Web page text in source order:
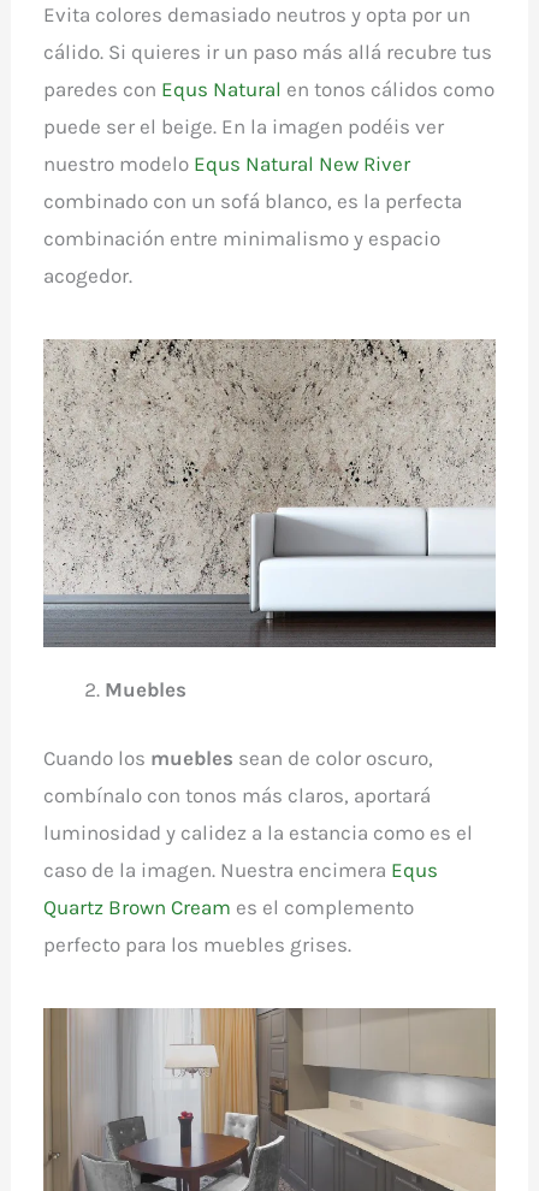
Evita colores demasiado neutros y opta por un
cálido. Si quieres ir un paso más allá recubre tus
paredes con Equs Natural en tonos cálidos como
puede ser el beige. En la imagen podéis ver
nuestro modelo Equs Natural New River
combinado con un sofá blanco, es la perfecta
combinación entre minimalismo y espacio
acogedor.
Muebles
Cuando los muebles sean de color oscuro,
combínalo con tonos más claros, aportará
luminosidad y calidez a la estancia como es el
caso de la imagen. Nuestra encimera Equs
Quartz Brown Cream es el complemento
perfecto para los muebles grises.